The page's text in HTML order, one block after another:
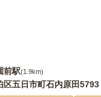
前駅(1.9km)
区五日市町石内原田5793